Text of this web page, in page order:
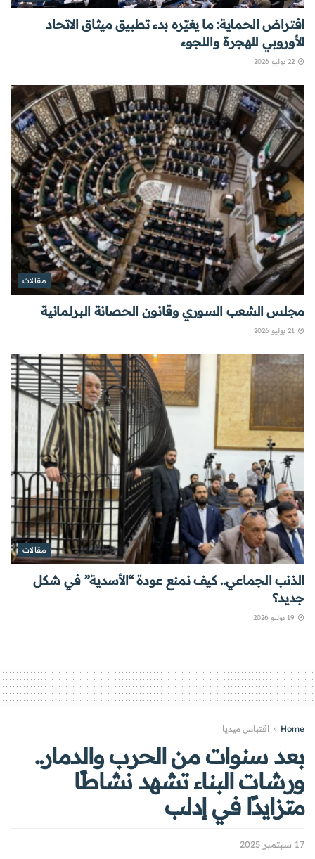
افتراض الحماية: ما يغيّره بدء تطبيق ميثاق الاتحاد
الأوروبي للهجرة واللجوء
مقالات
مجلس الشعب السوري وقانون الحصانة البرلمانية
مقالات
الذنب الجماعي.. كيف نمنع عودة “الأسدية” في شكل
جديد؟
Home اقتباس ميديا
بعد سنوات من الحرب والدمار..
ورشات البناء تشهد نشاطًا
متزايدًا في إدلب
17 سبتمبر 2025